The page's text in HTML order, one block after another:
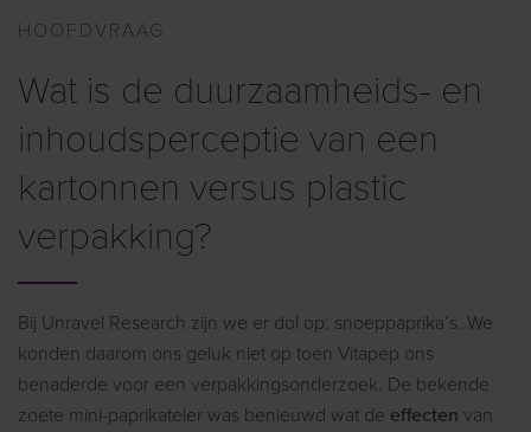
HOOFDVRAAG
Wat is de duurzaamheids- en
inhoudsperceptie van een
kartonnen versus plastic
verpakking?
Bij Unravel Research zijn we er dol op: snoeppaprika’s. We
konden daarom ons geluk niet op toen Vitapep ons
benaderde voor een verpakkingsonderzoek. De bekende
zoete mini-paprikateler was benieuwd wat de effecten van